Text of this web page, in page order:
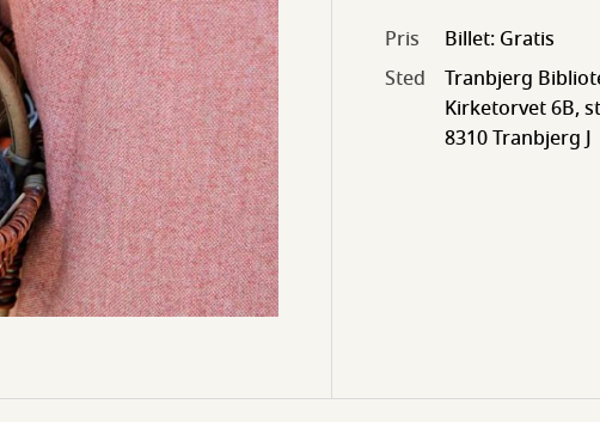
Pris
Billet: Gratis
Sted
Tranbjerg
Kirketorvet 6B,
8310 Tranbjerg J